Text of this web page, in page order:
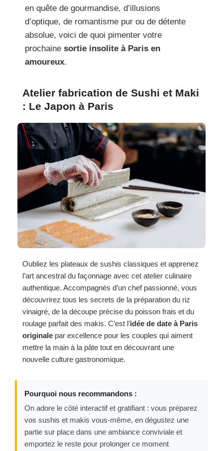
en quête de gourmandise, d’illusions
d’optique, de romantisme pur ou de détente
absolue, voici de quoi pimenter votre
prochaine sortie insolite à Paris en
amoureux.
Atelier fabrication de Sushi et Maki
: Le Japon à Paris
Oubliez les plateaux de sushis classiques et apprenez
l’art ancestral du façonnage avec cet atelier culinaire
authentique. Accompagnés d’un chef passionné, vous
découvrirez tous les secrets de la préparation du riz
vinaigré, de la découpe précise du poisson frais et du
roulage parfait des makis. C’est l’idée de date à Paris
originale par excellence pour les couples qui aiment
mettre la main à la pâte tout en découvrant une
nouvelle culture gastronomique.
Pourquoi nous recommandons :
On adore le côté interactif et gratifiant : vous préparez
vos sushis et makis vous-même, en dégustez une
partie sur place dans une ambiance conviviale et
emportez le reste pour prolonger ce moment